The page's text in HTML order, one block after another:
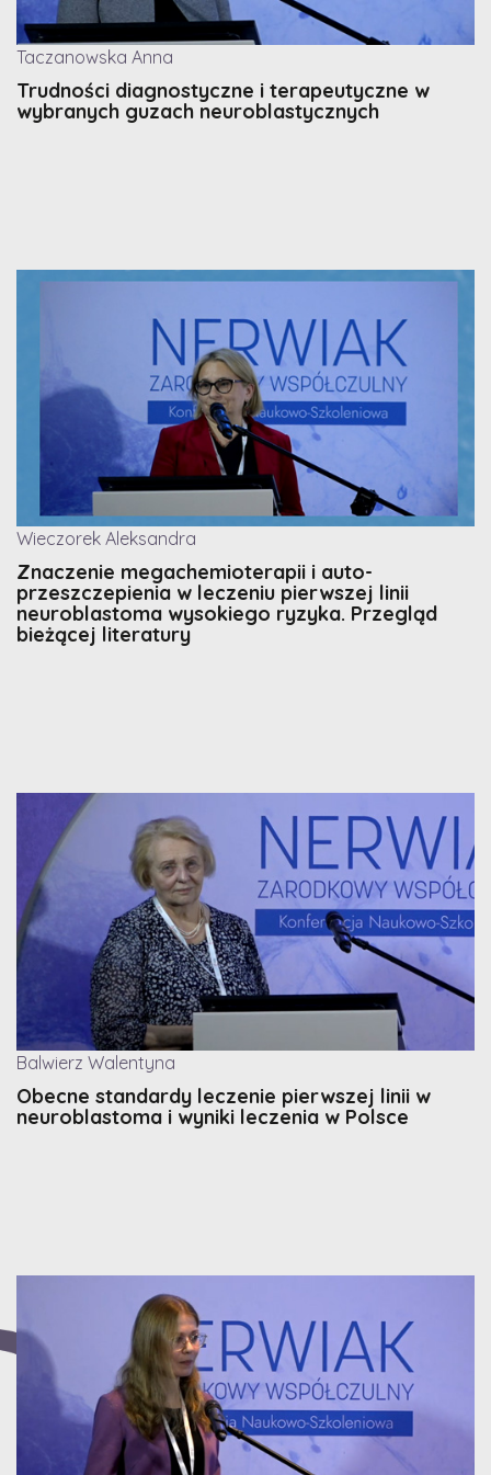
Taczanowska Anna
Trudności diagnostyczne i terapeutyczne w
wybranych guzach neuroblastycznych
Wieczorek Aleksandra
Znaczenie megachemioterapii i auto-
przeszczepienia w leczeniu pierwszej linii
neuroblastoma wysokiego ryzyka. Przegląd
bieżącej literatury
Balwierz Walentyna
Obecne standardy leczenie pierwszej linii w
neuroblastoma i wyniki leczenia w Polsce